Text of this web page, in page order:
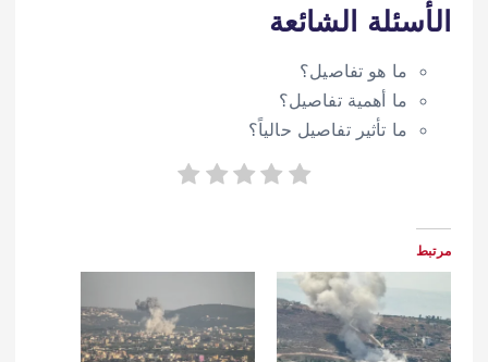
الأسئلة الشائعة
ما هو تفاصيل؟
ما أهمية تفاصيل؟
ما تأثير تفاصيل حالياً؟
مرتبط